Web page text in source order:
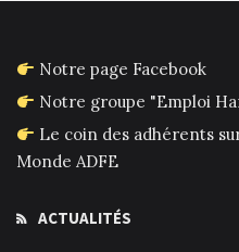
Notre page Facebook
Notre groupe "Emploi
Le coin des adhérents
Monde ADFE
ACTUALITÉS